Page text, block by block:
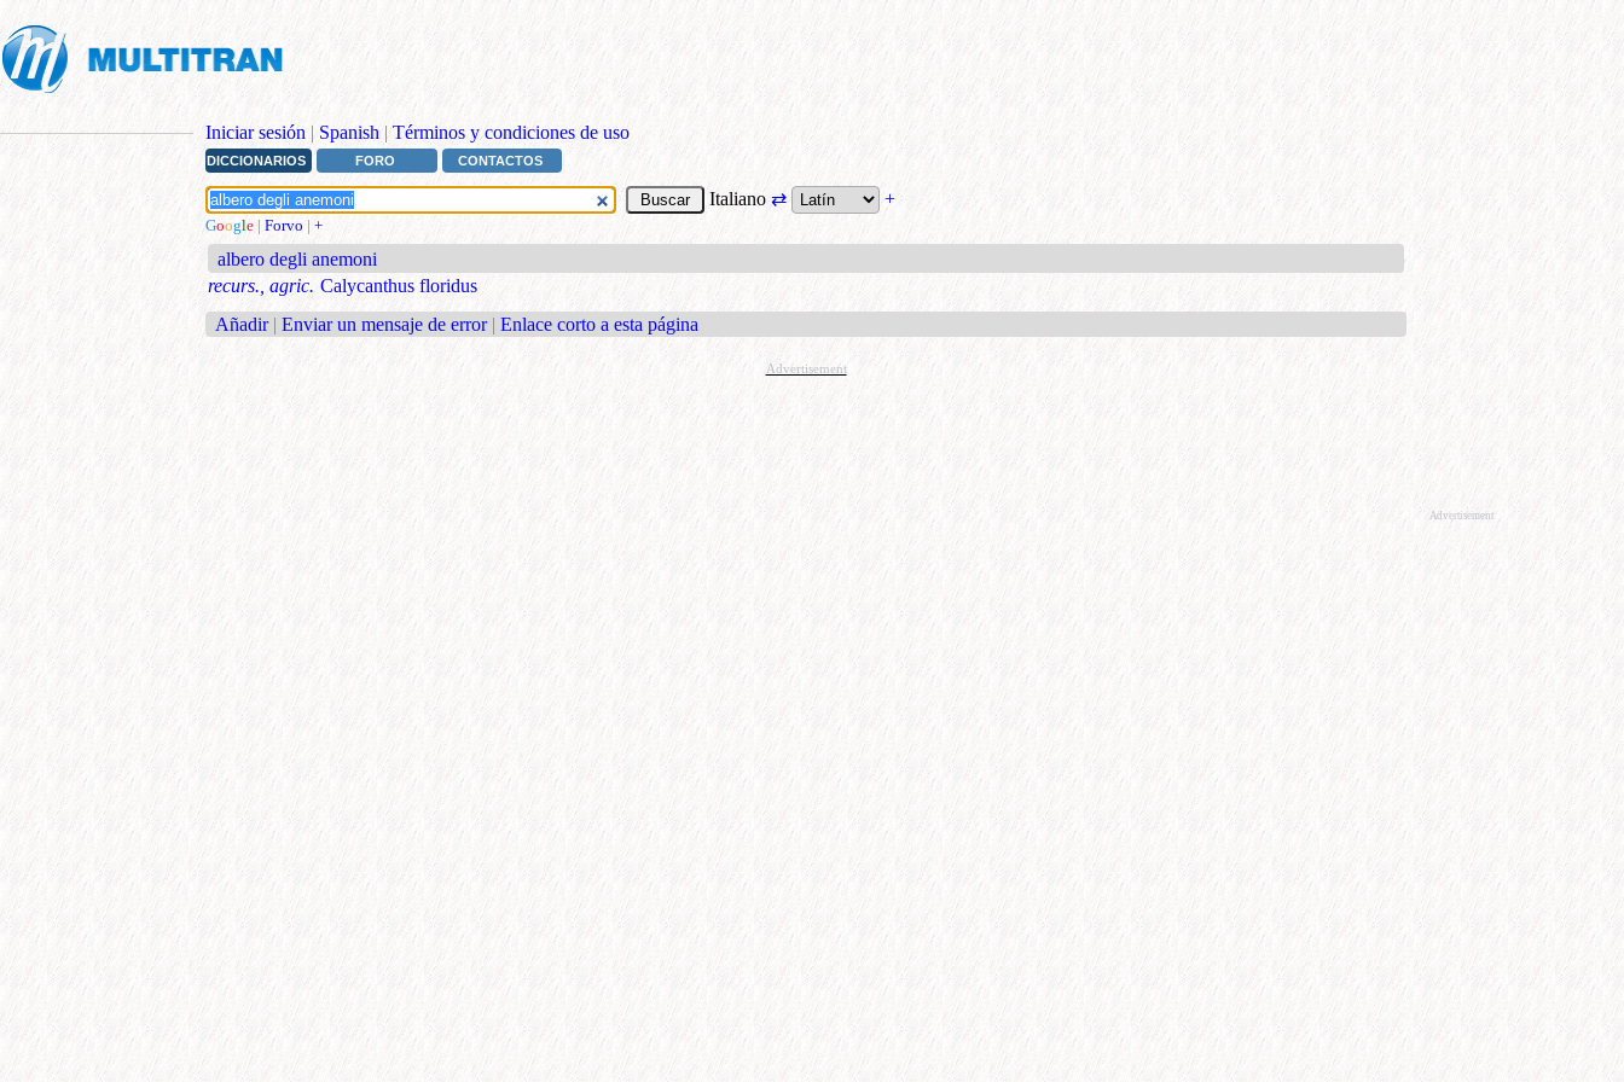
Iniciar sesión | Spanish | Términos y condiciones de uso
DICCIONARIOS FORO CONTACTOS
Italiano ⇄ +
Google | Forvo | +
albero degli anemoni
recurs., agric. Calycanthus floridus
Añadir | Enviar un mensaje de error | Enlace corto a esta página
Advertisement
Advertisement